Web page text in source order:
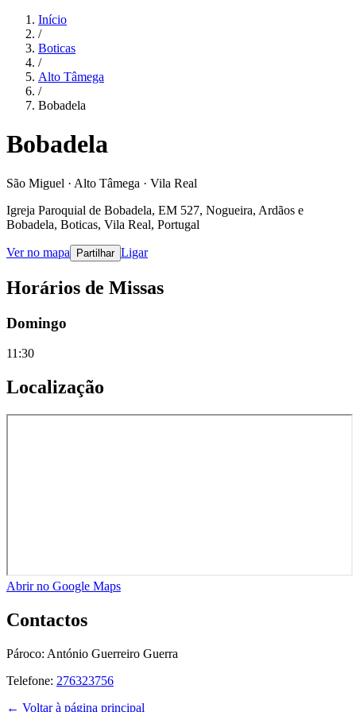
Início
/
Boticas
/
Alto Tâmega
/
Bobadela
Bobadela
São Miguel · Alto Tâmega · Vila Real
Igreja Paroquial de Bobadela, EM 527, Nogueira, Ardãos e
Bobadela, Boticas, Vila Real, Portugal
Ver no mapa Partilhar Ligar
Horários de Missas
Domingo
11:30
Localização
Abrir no Google Maps
Contactos
Pároco: António Guerreiro Guerra
Telefone: 276323756
← Voltar à página principal